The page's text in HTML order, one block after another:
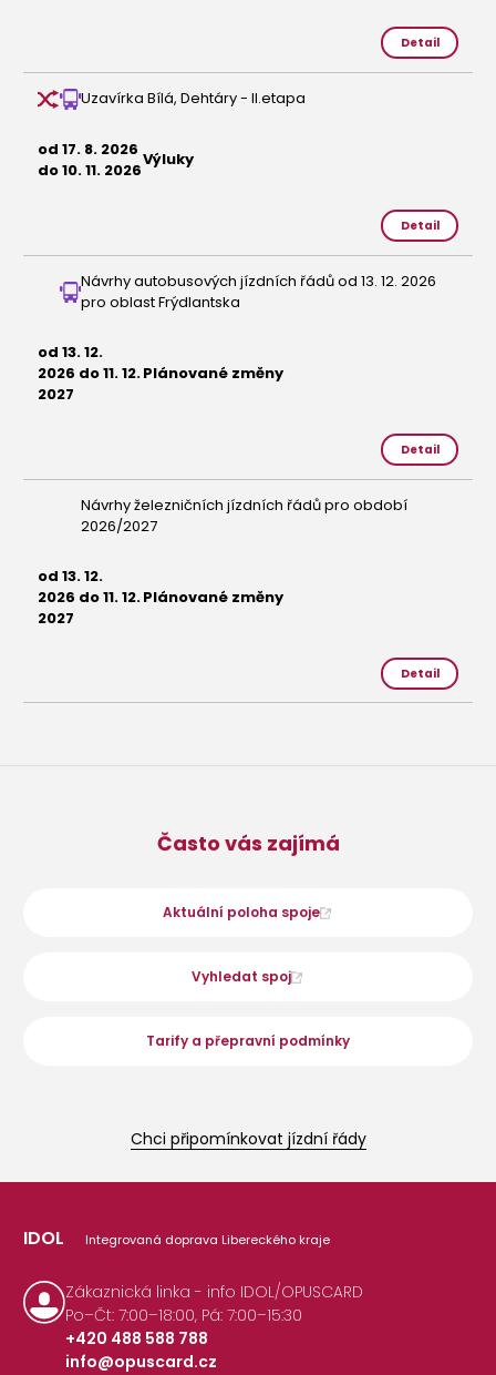
Detail
Uzavírka Bílá, Dehtáry - II.etapa
od 17. 8. 2026
do 10. 11. 2026Výluky
Detail
Návrhy autobusových jízdních řádů od 13. 12. 2026
pro oblast Frýdlantska
od 13. 12.
2026 do 11. 12.
2027
Plánované změny
Detail
Návrhy železničních jízdních řádů pro období
2026/2027
od 13. 12.
2026 do 11. 12.
2027
Plánované změny
Detail
Často vás zajímá
Aktuální poloha spoje
Vyhledat spoj
Tarify a přepravní podmínky
Chci připomínkovat jízdní řády
IDOL Integrovaná doprava Libereckého kraje
Zákaznická linka - info IDOL/OPUSCARD
Po–Čt: 7:00–18:00, Pá: 7:00–15:30
+420 488 588 788
|
info@opuscard.cz